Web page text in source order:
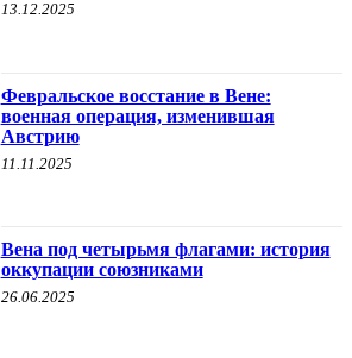
13.12.2025
Февральское восстание в Вене:
военная операция, изменившая
Австрию
11.11.2025
Вена под четырьмя флагами: история
оккупации союзниками
26.06.2025